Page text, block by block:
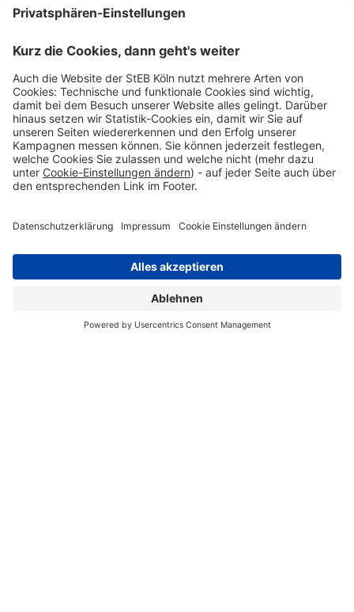
Besuchen Sie uns
ImpressumDatenschutzerklärungCookie Einstellungen
Barrierefreiheitserklärung
Zum Seitenanfang